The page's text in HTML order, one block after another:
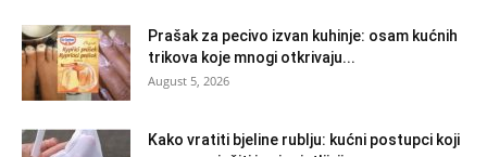
Prašak za pecivo izvan kuhinje: osam kućnih
trikova koje mnogi otkrivaju...
August 5, 2026
Kako vratiti bjeline rublju: kućni postupci koji